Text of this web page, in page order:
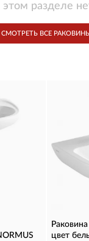
этом разделе
СМОТРЕТЬ ВСЕ
цвет